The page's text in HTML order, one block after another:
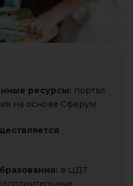
ресурсы: портал
на основе Сферум
в ЦДТ